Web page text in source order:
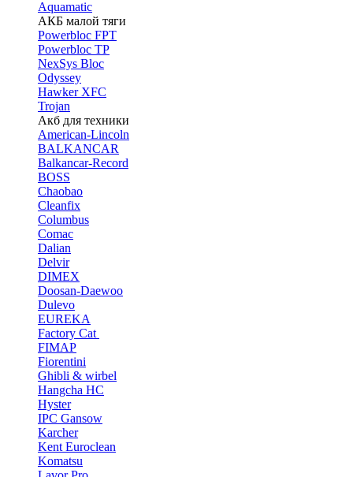
Aquamatic
АКБ малой тяги
Powerbloc FPT
Powerbloc TP
NexSys Bloc
Odyssey
Hawker XFC
Trojan
Акб для техники
American-Lincoln
BALKANCAR
Balkancar-Record
BOSS
Chaobao
Cleanfix
Columbus
Comac
Dalian
Delvir
DIMEX
Doosan-Daewoo
Dulevo
EUREKA
Factory Cat
FIMAP
Fiorentini
Ghibli & wirbel
Hangcha HC
Hyster
IPC Gansow
Karcher
Kent Euroclean
Komatsu